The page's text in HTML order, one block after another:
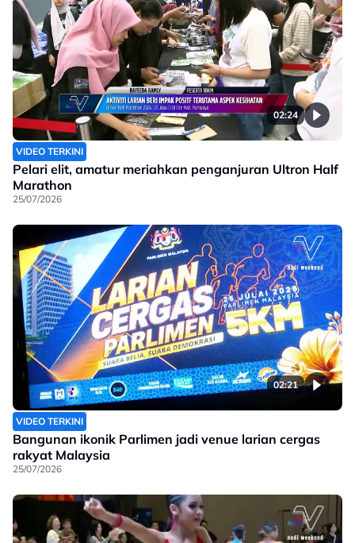
02:24
VIDEO TERKINI
Pelari elit, amatur meriahkan penganjuran Ultron Half
Marathon
25/07/2026
02:21
VIDEO TERKINI
Bangunan ikonik Parlimen jadi venue larian cergas
rakyat Malaysia
25/07/2026